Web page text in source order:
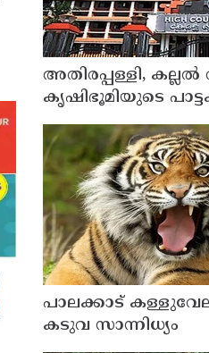
അതിരപ്പള്ളി,
കൃഷിഭൂമിയുടെ
അവസാനിച്ചു ;
പാലക്കാട്
കടുവ സാന്നിധ്യം